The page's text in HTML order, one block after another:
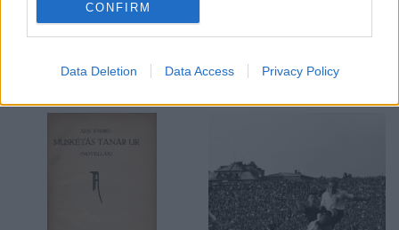
CONFIRM
Data Deletion Data Access Privacy Policy